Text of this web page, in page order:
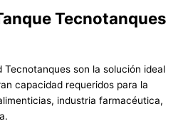
Tecnotanques
son la solución ideal
capacidad requeridos para la
industria farmacéutica,